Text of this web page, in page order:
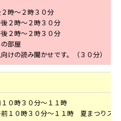
時～２時３０分
時～２時３０分
時～２時３０分
部屋
の読み聞かせです。（３０分）
０時３０分～１１時
時３０分～１１時 夏まつりスペ